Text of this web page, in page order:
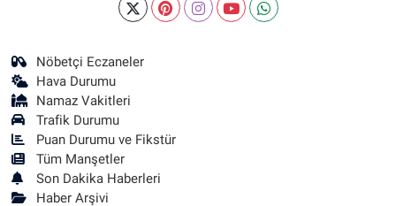
Nöbetçi Eczaneler
Hava Durumu
Namaz Vakitleri
Trafik Durumu
Puan Durumu ve Fikstür
Tüm Manşetler
Son Dakika Haberleri
Haber Arşivi